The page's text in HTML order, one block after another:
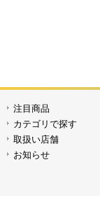
注目商品
カテゴリで探す
取扱い店舗
お知らせ